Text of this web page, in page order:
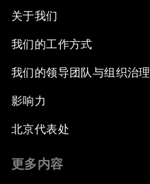
关于我们
我们的工作方式
我们的领导团队与组织治理
影响力
北京代表处
更多内容